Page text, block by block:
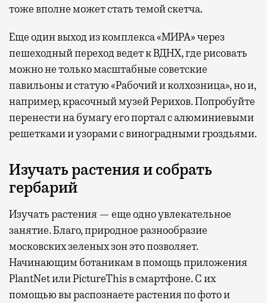
тоже вполне может стать темой скетча.
Еще один выход из комплекса «МИРА» через
пешеходный переход ведет к ВДНХ, где рисовать
можно не только масштабные советские
павильоны и статую «Рабочий и колхозница», но и,
например, красочный музей Рерихов. Попробуйте
перенести на бумагу его портал с алюминиевыми
решетками и узорами с виноградными гроздьями.
Изучать растения и собрать
гербарий
Изучать растения — еще одно увлекательное
занятие. Благо, природное разнообразие
московских зеленых зон это позволяет.
Начинающим ботаникам в помощь приложения
PlantNet или PictureThis в смартфоне. С их
помощью вы распознаете растения по фото и